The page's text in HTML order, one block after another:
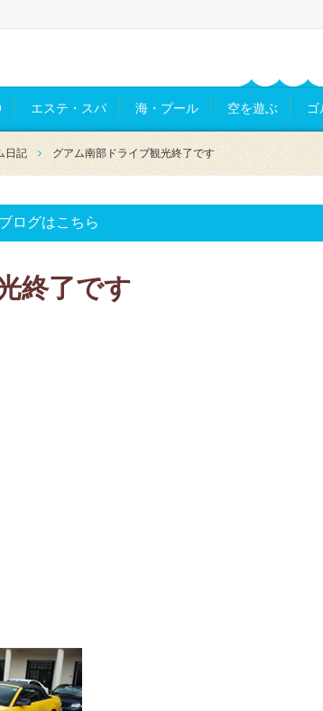
エステ・スパ 海・プール 空を遊ぶ ゴ
日記 グアム南部ドライブ観光終了です
ログはこちら
終了です